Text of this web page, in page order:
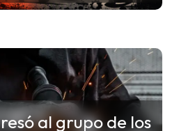
al grupo de los